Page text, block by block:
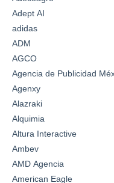
Adept AI
adidas
ADM
AGCO
Agencia de Publicidad
Agenxy
Alazraki
Alquimia
Altura Interactive
Ambev
AMD Agencia
American Eagle